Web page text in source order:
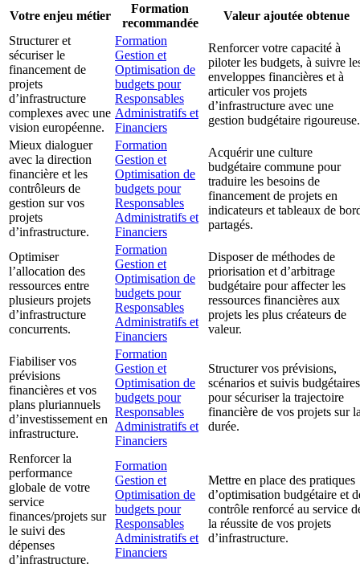
Votre enjeu métier
Formation
recommandée
Valeur ajoutée obtenue
Structurer et
sécuriser le
financement de
projets
d’infrastructure
complexes avec une
vision européenne.
Formation
Gestion et
Optimisation de
budgets pour
Responsables
Administratifs et
Financiers
Renforcer votre capacité à
piloter les budgets, à suivre
enveloppes financières et à
articuler vos projets
d’infrastructure avec une
gestion budgétaire rigoureuse.
Mieux dialoguer
avec la direction
financière et les
contrôleurs de
gestion sur vos
projets
d’infrastructure.
Formation
Gestion et
Optimisation de
budgets pour
Responsables
Administratifs et
Financiers
Acquérir une culture
budgétaire commune pour
traduire les besoins de
financement de projets en
indicateurs et tableaux de
partagés.
Optimiser
l’allocation des
ressources entre
plusieurs projets
d’infrastructure
concurrents.
Formation
Gestion et
Optimisation de
budgets pour
Responsables
Administratifs et
Financiers
Disposer de méthodes de
priorisation et d’arbitrage
budgétaire pour affecter les
ressources financières aux
projets les plus créateurs de
valeur.
Fiabiliser vos
prévisions
financières et vos
plans pluriannuels
d’investissement en
infrastructure.
Formation
Gestion et
Optimisation de
budgets pour
Responsables
Administratifs et
Financiers
Structurer vos prévisions,
scénarios et suivis budgétaires
pour sécuriser la trajectoire
financière de vos projets sur
durée.
Renforcer la
performance
globale de votre
service
finances/projets sur
le suivi des
dépenses
d’infrastructure.
Formation
Gestion et
Optimisation de
budgets pour
Responsables
Administratifs et
Financiers
Mettre en place des pratiques
d’optimisation budgétaire et
contrôle renforcé au service
la réussite de vos projets
d’infrastructure.